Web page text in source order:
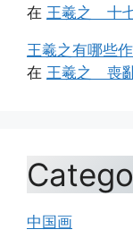
在 王羲之 十
王羲之有哪些
在 王羲之 喪
中国画